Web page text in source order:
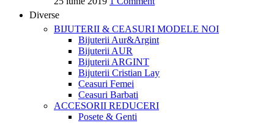
Diverse
BIJUTERII & CEASURI MODELE NOI
Bijuterii Aur&Argint
Bijuterii AUR
Bijuterii ARGINT
Bijuterii Cristian Lay
Ceasuri Femei
Ceasuri Barbati
ACCESORII REDUCERI
Posete & Genti